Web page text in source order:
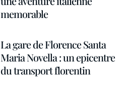
memorable
La gare de Florence Santa
Maria Novella : un epicentre
du transport florentin